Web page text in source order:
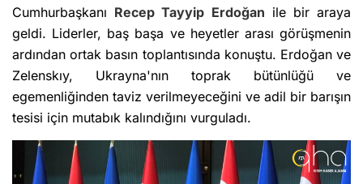
Cumhurbaşkanı Recep Tayyip Erdoğan ile bir araya
geldi. Liderler, baş başa ve heyetler arası görüşmenin
ardından ortak basın toplantısında konuştu. Erdoğan ve
Zelenskıy, Ukrayna'nın toprak bütünlüğü ve
egemenliğinden taviz verilmeyeceğini ve adil bir barışın
tesisi için mutabık kalındığını vurguladı.